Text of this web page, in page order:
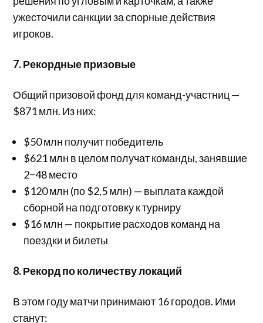
ужесточили санкции за спорные действия
игроков.
7. Рекордные призовые
Общий призовой фонд для команд-участниц —
$871 млн. Из них:
$50 млн получит победитель
$621 млн в целом получат команды, занявшие
2−48 место
$120 млн (по $2,5 млн) — выплата каждой
сборной на подготовку к турниру
$16 млн — покрытие расходов команд на
поездки и билеты
8. Рекорд по количеству локаций
В этом году матчи принимают 16 городов. Ими
станут: